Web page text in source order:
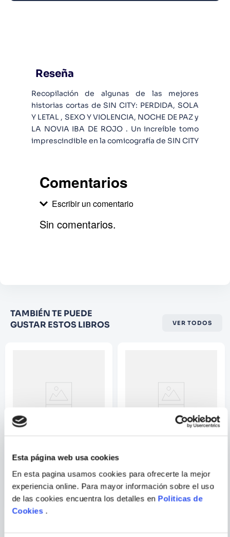
Esta página web usa cookies
En esta pagina usamos cookies para ofrecerte la mejor
experiencia online. Para mayor información sobre el uso
de las cookies encuentra los detalles en Politicas de
Cookies.
Reseña
Recopilación de algunas de las mejores
historias cortas de SIN CITY: PERDIDA, SOLA
Y LETAL , SEXO Y VIOLENCIA, NOCHE DE PAZ y
LA NOVIA IBA DE ROJO . Un increíble tomo
imprescindible en la comicografía de SIN CITY
Comentarios
Escribir un comentario
Califique el producto de 1 a 5
estrellas
Correo electrónico
ENVIAR
Sin comentarios.
TAMBIÉN TE PUEDE
GUSTAR ESTOS LIBROS
VER TODOS
KIMBA
CASTIGADOS